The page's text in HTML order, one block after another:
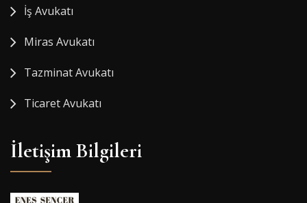
İş Avukatı
Miras Avukatı
Tazminat Avukatı
Ticaret Avukatı
İletişim Bilgileri